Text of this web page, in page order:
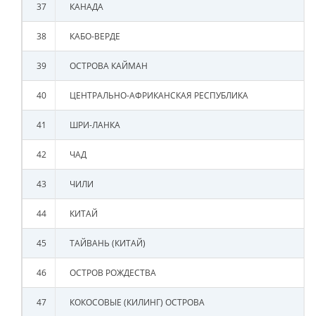
37 КАНАДА
38 КАБО-ВЕРДЕ
39 ОСТРОВА КАЙМАН
40 ЦЕНТРАЛЬНО-АФРИКАНСКАЯ РЕСПУБЛИКА
41 ШРИ-ЛАНКА
42 ЧАД
43 ЧИЛИ
44 КИТАЙ
45 ТАЙВАНЬ (КИТАЙ)
46 ОСТРОВ РОЖДЕСТВА
47 КОКОСОВЫЕ (КИЛИНГ) ОСТРОВА